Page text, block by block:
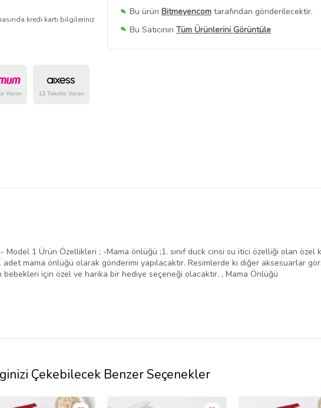
Bu ürün Bitmeyencom tarafından gönderilecektir.
Bu Satıcının Tüm Ürünlerini Görüntüle
Ürün sayfasında gördüğünüz fiyat bilgileri, satıcı
kredi kartı bilgileriniz
Model 1 Ürün Özellikleri ; -Mama önlüğü ;1. sınıf duck cinsi su itici özelliği olan özel
mama önlüğü olarak gönderimi yapılacaktır. Resimlerde ki diğer aksesuarlar
için özel ve harika bir hediye seçeneği olacaktır. , Mama Önlüğü
Çekebilecek Benzer Seçenekler